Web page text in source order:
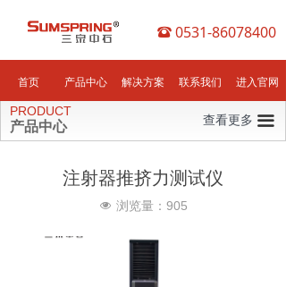
뀰 0531-86078400
首页 产品中心 解决方案 联系我们 进入官网
注射器推挤力测试仪
넶 浏览量： 905
PRODUCT
产品中心 끀
查看更多